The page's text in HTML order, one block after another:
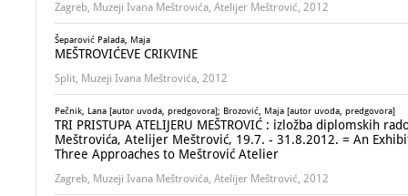
Zagreb, Muzeji Ivana Meštrovića, Atelijer Meštrović, 2012
Šeparović Palada, Maja
MEŠTROVIĆEVE CRIKVINE
Split, Muzeji Ivana Meštrovića, 2012
Pečnik, Lana [autor uvoda, predgovora]; Brozović, Maja [autor uvoda, predgovora]
TRI PRISTUPA ATELIJERU MEŠTROVIĆ : izložba diplomskih
Meštrovića, Atelijer Meštrović, 19.7. - 31.8.2012. = An
Three Approaches to Meštrović Atelier
Zagreb, Muzeji Ivana Meštrovića, Atelijer Meštrović, 2012